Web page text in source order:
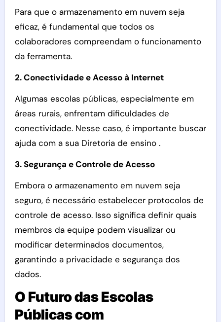
Para que o armazenamento em nuvem seja
eficaz, é fundamental que todos os
colaboradores compreendam o funcionamento
da ferramenta.
2. Conectividade e Acesso à Internet
Algumas escolas públicas, especialmente em
áreas rurais, enfrentam dificuldades de
conectividade. Nesse caso, é importante buscar
ajuda com a sua Diretoria de ensino .
3. Segurança e Controle de Acesso
Embora o armazenamento em nuvem seja
seguro, é necessário estabelecer protocolos de
controle de acesso. Isso significa definir quais
membros da equipe podem visualizar ou
modificar determinados documentos,
garantindo a privacidade e segurança dos
dados.
O Futuro das Escolas
Públicas com